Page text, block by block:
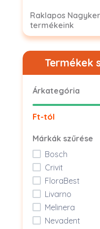
Raklapos Nagyker
termékeink
Termékek
Árkategória
Ft-tól
Márkák szűrése
Bosch
Crivit
FloraBest
Livarno
Melinera
Nevadent